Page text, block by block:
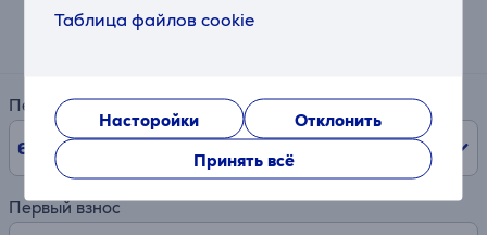
Таблица файлов cookie
Насторойки
Отклонить
Принять всё
Примерный размер ежемесячного платежа
Период
6 мес.
Первый взнос